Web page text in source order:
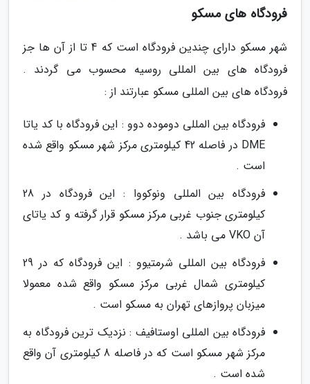
فرودگاه های مسکو
شهر مسکو دارای چندین فرودگاه است که 4 تا از آن ها جز
فرودگاه های بین المللی روسیه محسوب می گردند .
فرودگاه های بین المللی مسکو عبارتند از :
فرودگاه بین المللی دوموده دوو : این فرودگاه با کد یاتا
DME در فاصله 42 کیلومتری مرکز شهر مسکو واقع شده
است .
فرودگاه بین المللی ونوکووا : این فرودگاه در 28
کیلومتری جنوب غربی مرکز مسکو قرار گرفته و کد یاتای
آن VKO می باشد .
فرودگاه بین المللی شرمتیوو : این فرودگاه که در 29
کیلومتری شمال غربی مرکز مسکو واقع شده معمولا
میزبان پروازهای تهران به مسکو است .
فرودگاه بین المللی اوستافیف : نزدیک ترین فرودگاه به
مرکز شهر مسکو است که در فاصله 8 کیلومتری آن واقع
شده است .